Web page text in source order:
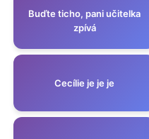
Buďte ticho, pani učitelka
zpívá
Cecílie je je je